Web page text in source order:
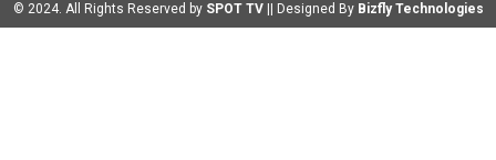
© 2024. All Rights Reserved by SPOT TV || Designed By Bizfly Technologies